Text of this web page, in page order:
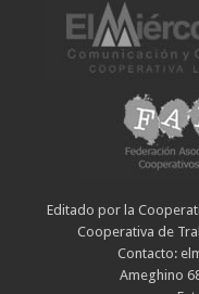
Editado por la
Cooperativa de
Contacto:
Ameghino